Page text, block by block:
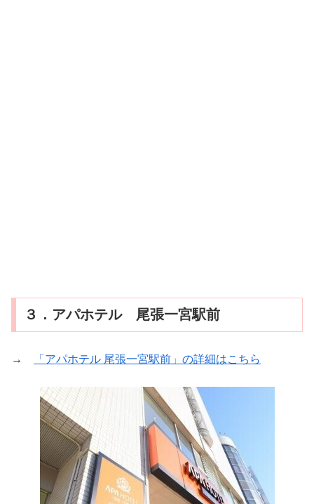
３．アパホテル 尾張一宮駅前
→ 「アパホテル 尾張一宮駅前」の詳細はこちら